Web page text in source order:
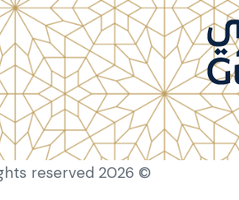
© 2026 Hub Theme. All rights reserved.